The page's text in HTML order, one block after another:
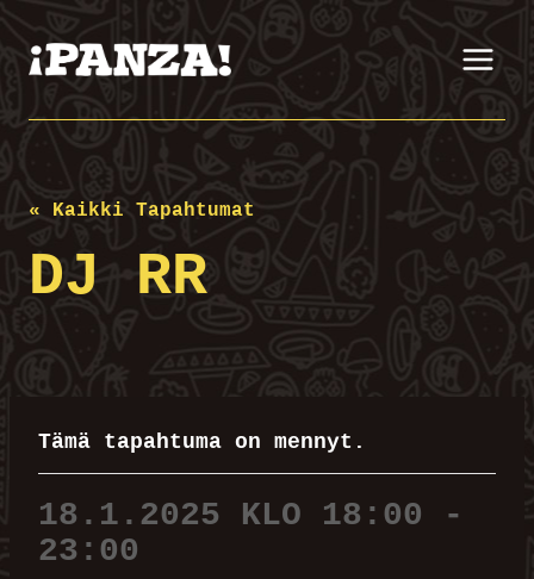
sisältöön
« Kaikki Tapahtumat
DJ RR
Tämä tapahtuma on mennyt.
18.1.2025 KLO 18:00 -
23:00